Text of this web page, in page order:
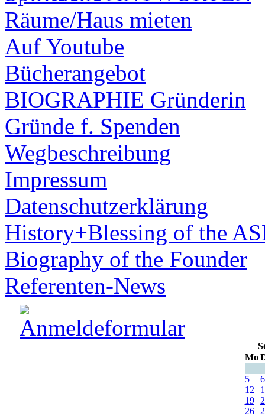
Räume/Haus mieten
Auf Youtube
Bücherangebot
BIOGRAPHIE Gründerin
Gründe f. Spenden
Wegbeschreibung
Impressum
Datenschutzerklärung
History+Blessing of the
Biography of the Founder
Referenten-News
Mo
5
6
12
19
26